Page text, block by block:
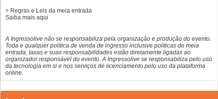
> Regras e Leis da meia entrada
Saiba mais aqui
A Ingressolive não se responsabiliza pela organização e produção do evento.
Toda e qualquer política de venda de ingresso inclusive políticas de meia
entrada, taxas e suas responsabilidades estão diretamente ligadas ao
organizador responsável do evento. A Ingressolive se responsabiliza pelo uso
da tecnologia em si e nos serviços de licenciamento pelo uso da plataforma
online.